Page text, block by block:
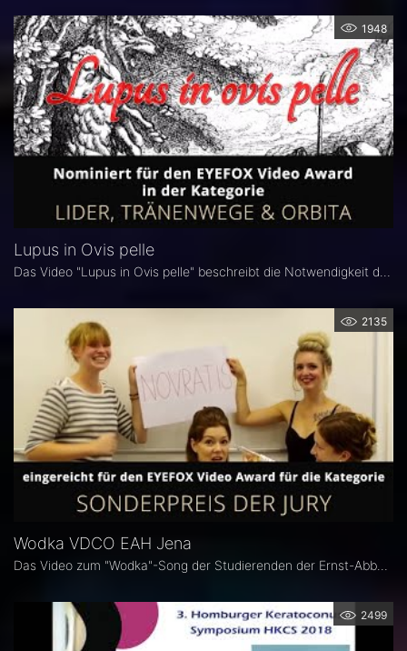
1948
Lupus in Ovis pelle
Das Video "Lupus in Ovis pelle" beschreibt die Notwendigkeit der ausführlichen ophthalmologischen Untersuchung.
2135
Wodka VDCO EAH Jena
2499